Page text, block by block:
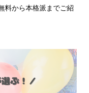
料から本格派までご紹